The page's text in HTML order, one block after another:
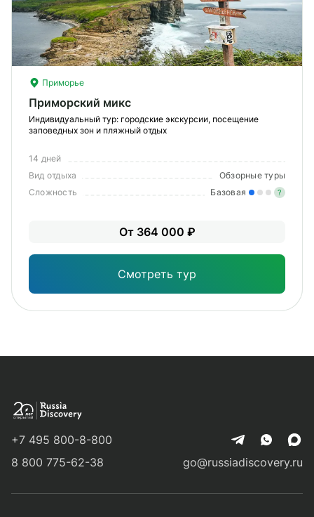
Приморье
Приморский микс
Индивидуальный тур: городские экскурсии, посещение
заповедных зон и пляжный отдых
14 дней
Вид отдыха
Обзорные туры
Сложность
Базовая ?
От 364 000 ₽
Смотреть тур
+7 495 800-8-800
8 800 775-62-38
go@russiadiscovery.ru